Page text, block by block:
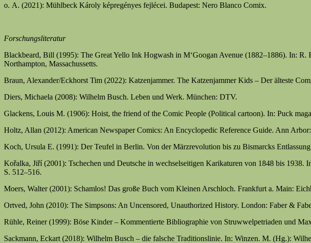
o. A. (2021): Mühlbeck Károly képregényes fejlécei. Budapest: Nero Blanco Comix.
Forschungsliteratur
Blackbeard, Bill (1995): The Great Yello Ink Hogwash in M‘Googan Avenue (1882–1886). In:
Northampton, Massachussetts.
Braun, Alexander/Eckhorst Tim (2022): Katzenjammer. The Katzenjammer Kids – Der älteste
Diers, Michaela (2008): Wilhelm Busch. Leben und Werk. München: DTV.
Glackens, Louis M. (1906): Hoist, the friend of the Comic People (Political cartoon). In: Puck
Holtz, Allan (2012): American Newspaper Comics: An Encyclopedic Reference Guide. Ann
Koch, Ursula E. (1991): Der Teufel in Berlin. Von der Märzrevolution bis zu Bismarcks
Kořalka, Jiří (2001): Tschechen und Deutsche in wechselseitigen Karikaturen von 1848 bis
S. 512–516.
Moers, Walter (2001): Schamlos! Das große Buch vom Kleinen Arschloch. Frankfurt a. Main:
Ortved, John (2010): The Simpsons: An Uncensored, Unauthorized History. London: Faber &
Rühle, Reiner (1999): Böse Kinder – Kommentierte Bibliographie von Struwwelpetriaden und
Sackmann, Eckart (2018): Wilhelm Busch – die falsche Traditionslinie. In: Winzen. M. (Hg.):